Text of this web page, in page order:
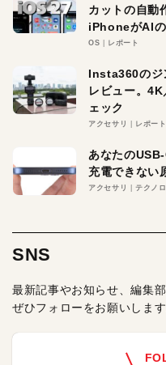
カットの自動
iPhoneがAIの
OS レポート
Insta360のジ
レビュー。
ェック
アクセサリ レポート
あなたの
充電できない
アクセサリ テクノ
SNS
最新記事やお知らせ、編集
ぜひフォローをお願いします